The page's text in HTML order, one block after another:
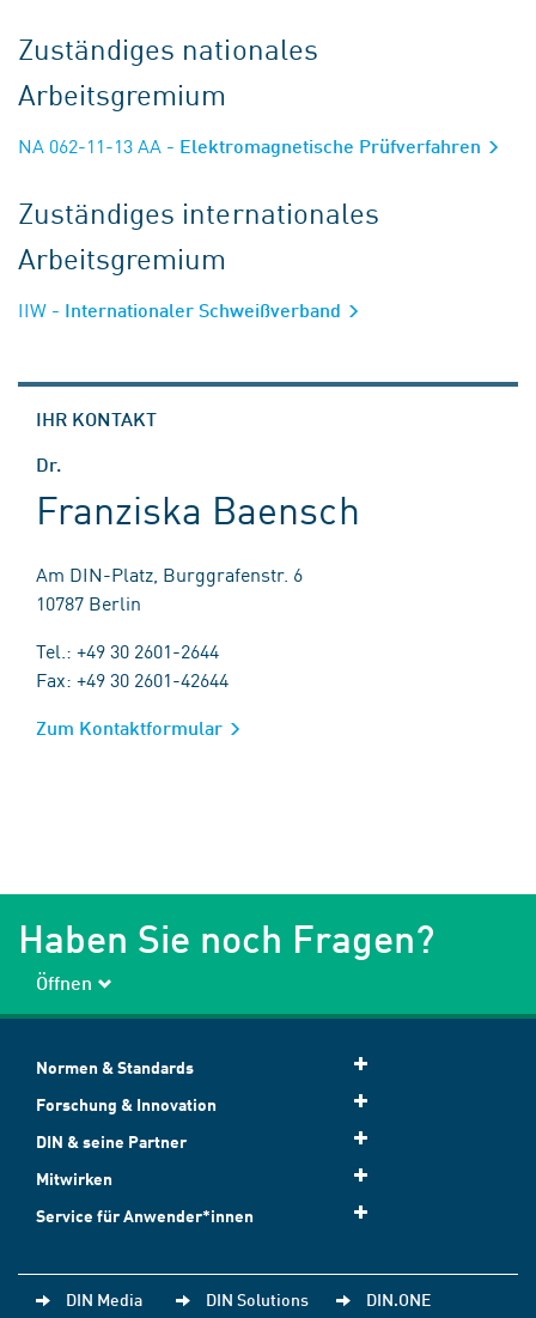
Zuständiges nationales
Arbeitsgremium
NA 062-11-13 AA - Elektromagnetische Prüfverfahren
Zuständiges internationales
Arbeitsgremium
IIW - Internationaler Schweißverband
IHR KONTAKT
Dr.
Franziska Baensch
Am DIN-Platz, Burggrafenstr. 6
10787 Berlin
Tel.: +49 30 2601-2644
Fax: +49 30 2601-42644
Zum Kontaktformular
Haben Sie noch Fragen?
Öffnen
Normen & Standards
Forschung & Innovation
DIN & seine Partner
Mitwirken
Service für Anwender*innen
DIN Media DIN Solutions DIN.ONE